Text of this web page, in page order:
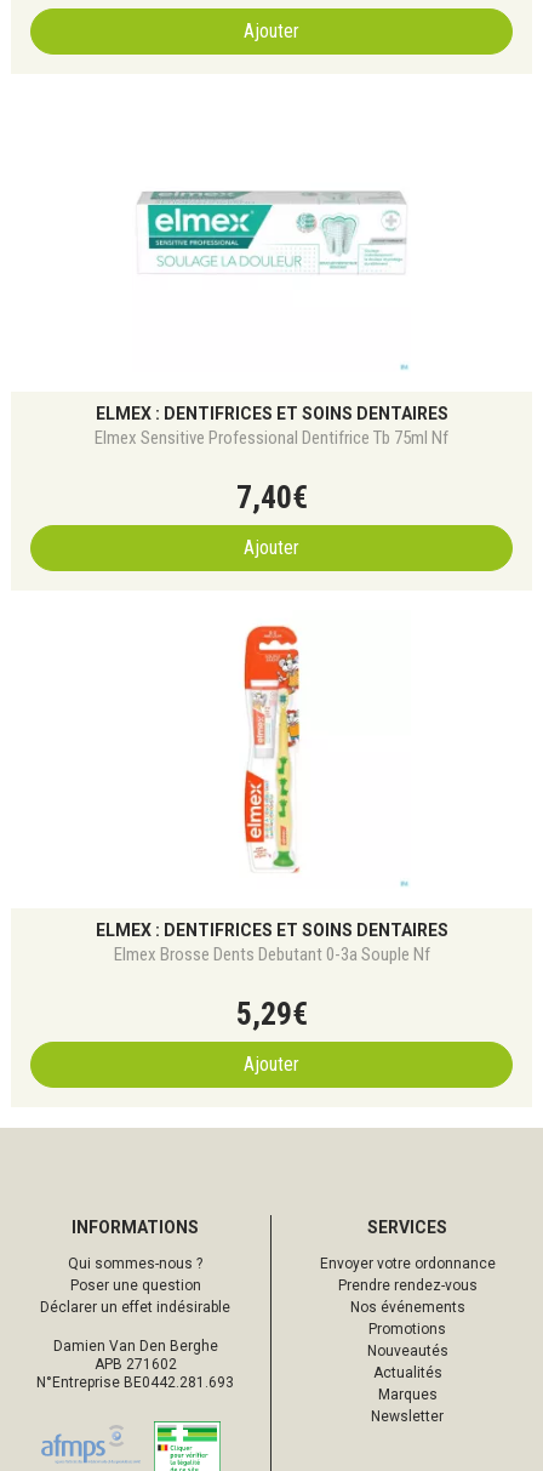
Ajouter
ELMEX : DENTIFRICES ET SOINS DENTAIRES
Elmex Sensitive Professional Dentifrice Tb 75ml Nf
7,40€
Ajouter
ELMEX : DENTIFRICES ET SOINS DENTAIRES
Elmex Brosse Dents Debutant 0-3a Souple Nf
5,29€
Ajouter
INFORMATIONS
Qui sommes-nous ?
Poser une question
Déclarer un effet indésirable
Damien Van Den Berghe
APB 271602
N°Entreprise BE0442.281.693
SERVICES
Envoyer votre ordonnance
Prendre rendez-vous
Nos événements
Promotions
Nouveautés
Actualités
Marques
Newsletter